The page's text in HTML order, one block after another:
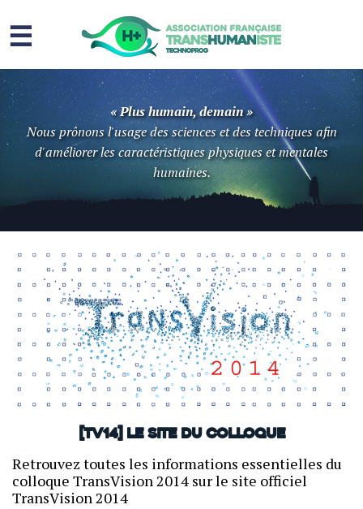
☰
Homme augmenté
Immortalité ?
Question sociale
Risques
Contact
« Plus humain, demain »
Nous prônons l'usage des sciences et des techniques afin
d'améliorer les caractéristiques physiques et mentales
humaines.
[TV14] Le site du colloque
Retrouvez toutes les informations essentielles du
colloque TransVision 2014 sur le site officiel
TransVision 2014